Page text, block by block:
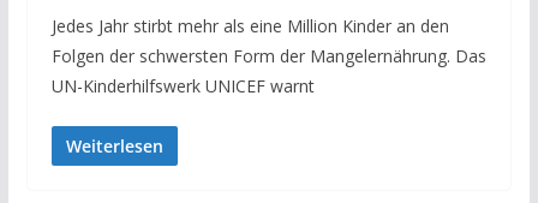
Jedes Jahr stirbt mehr als eine Million Kinder an den
Folgen der schwersten Form der Mangelernährung. Das
UN-Kinderhilfswerk UNICEF warnt
Weiterlesen